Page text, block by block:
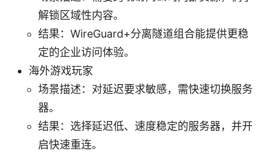
解锁区域性内容。
结果：WireGuard+分离隧道组合能提供更稳
定的企业访问体验。
海外游戏玩家
场景描述：对延迟要求敏感，需快速切换服务
器。
结果：选择延迟低、速度稳定的服务器，并开
启快速重连。